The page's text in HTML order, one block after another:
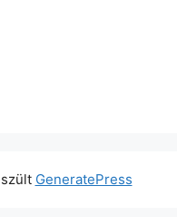
GeneratePress